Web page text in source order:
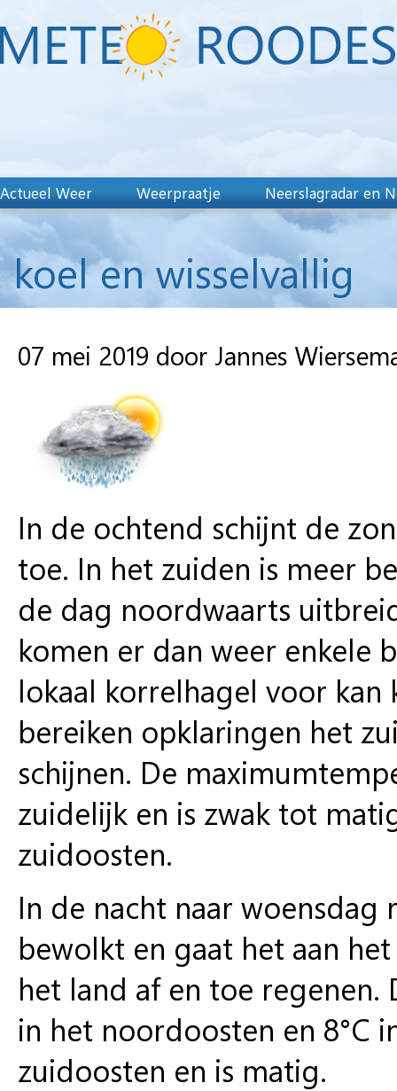
Actueel Weer Weerpraatje Neerslagradar en
koel en wisselvallig
07 mei 2019 door Jannes
In de ochtend schijnt de
toe. In het zuiden is meer
de dag noordwaarts
komen er dan weer enkele
lokaal korrelhagel voor
bereiken opklaringen het
schijnen. De
zuidelijk en is zwak tot
zuidoosten.
In de nacht naar
bewolkt en gaat het aan
het land af en toe
in het noordoosten en 8°C
zuidoosten en is matig.